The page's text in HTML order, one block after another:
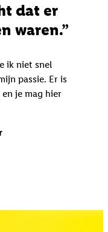
dat er
waren.”
ik niet snel
passie. Er is
je mag hier